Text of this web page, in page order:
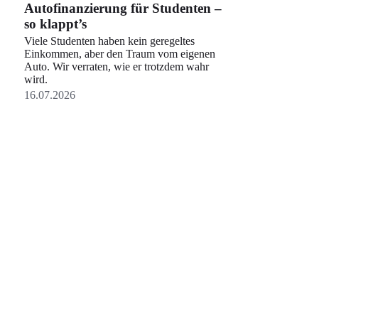
Autofinanzierung für Studenten –
so klappt’s
Viele Studenten haben kein geregeltes
Einkommen, aber den Traum vom eigenen
Auto. Wir verraten, wie er trotzdem wahr
wird.
16.07.2026